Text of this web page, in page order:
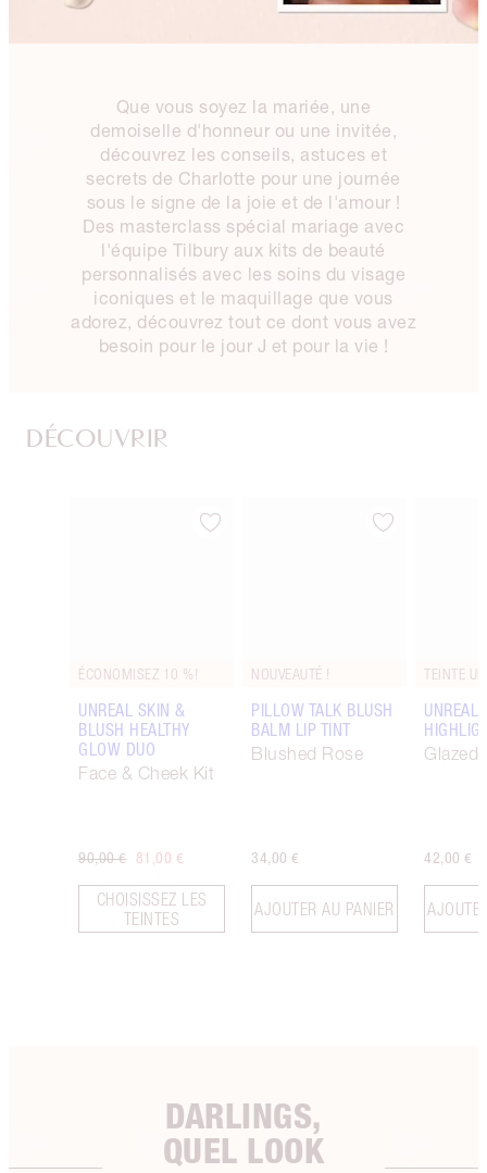
Que vous soyez la mariée, une
demoiselle d'honneur ou une invitée,
découvrez les conseils, astuces et
secrets de Charlotte pour une journée
sous le signe de la joie et de l'amour !
Des masterclass spécial mariage avec
l'équipe Tilbury aux kits de beauté
personnalisés avec les soins du visage
iconiques et le maquillage que vous
adorez, découvrez tout ce dont vous avez
besoin pour le jour J et pour la vie !
DÉCOUVRIR
Article 1 sur 90
ÉCONOMISEZ 10 %!
UNREAL SKIN &
BLUSH HEALTHY
GLOW DUO
Face & Cheek Kit
90,00 € 81,00 €
CHOISISSEZ LES
TEINTES
Article 2 sur 90
NOUVEAUTÉ !
PILLOW TALK BLUSH
BALM LIP TINT
Blushed Rose
34,00 €
AJOUTER AU PANIER
TEINTE
UNREAL
Glazed
42,00 €
DARLINGS,
QUEL LOOK